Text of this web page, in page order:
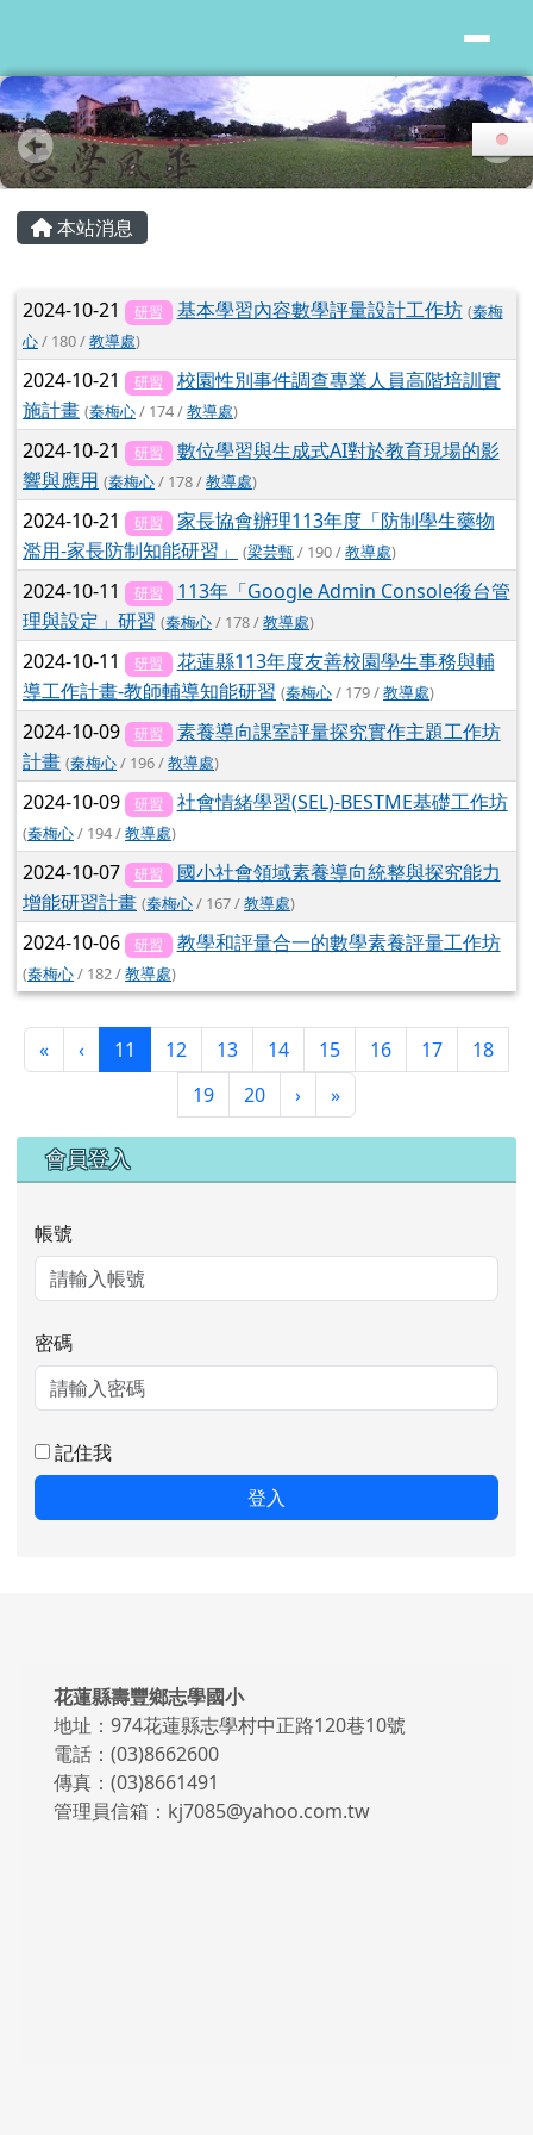
主內容區域
本站消息
文章列表
2024-10-21 研習 基本學習內容數學評量設計工作坊 (秦梅
心/ 180 /教導處)
2024-10-21 研習
校園性別事件調查專業人員高階培訓實
施計畫 (秦梅心/ 174 /教導處)
2024-10-21 研習
數位學習與生成式AI對於教育現場的影
響與應用 (秦梅心/ 178 /教導處)
2024-10-21 研習
家長協會辦理113年度「防制學生藥物
濫用-家長防制知能研習」
(梁芸甄 / 190 /教導處)
2024-10-11 研習
113年「Google Admin Console後台管
理與設定」研習 (秦梅心/ 178 /教導處)
2024-10-11 研習
花蓮縣113年度友善校園學生事務與輔
導工作計畫-教師輔導知能研習 (秦梅心/ 179 /教導處)
2024-10-09 研習
素養導向課室評量探究實作主題工作坊
計畫 (秦梅心/ 196 /教導處)
2024-10-09 研習 社會情緒學習(SEL)-BESTME基礎工作坊
(秦梅心/ 194 /教導處)
2024-10-07 研習
國小社會領域素養導向統整與探究能力
增能研習計畫 (秦梅心/ 167 /教導處)
2024-10-06 研習 教學和評量合一的數學素養評量工作坊
(秦梅心/ 182 /教導處)
«第一頁
‹上一頁
11 (目前頁次)
12 13 14 15 16 17
18
19
20 ›下一頁
»最後頁
右邊區域內容
會員登入
帳號
密碼
記住我
登入
頁尾區域
頁尾區域內容
花蓮縣壽豐鄉志學國小
地址：974花蓮縣志學村中正路120巷10號
電話：(03)8662600
傳真：(03)8661491
管理員信箱：kj7085@yahoo.com.tw